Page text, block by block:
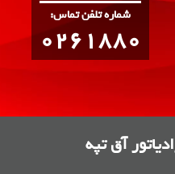
:شماره تلفن تماس
0261880
آق تپه